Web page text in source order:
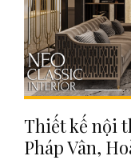
Thiết kế nội
Pháp Vân,